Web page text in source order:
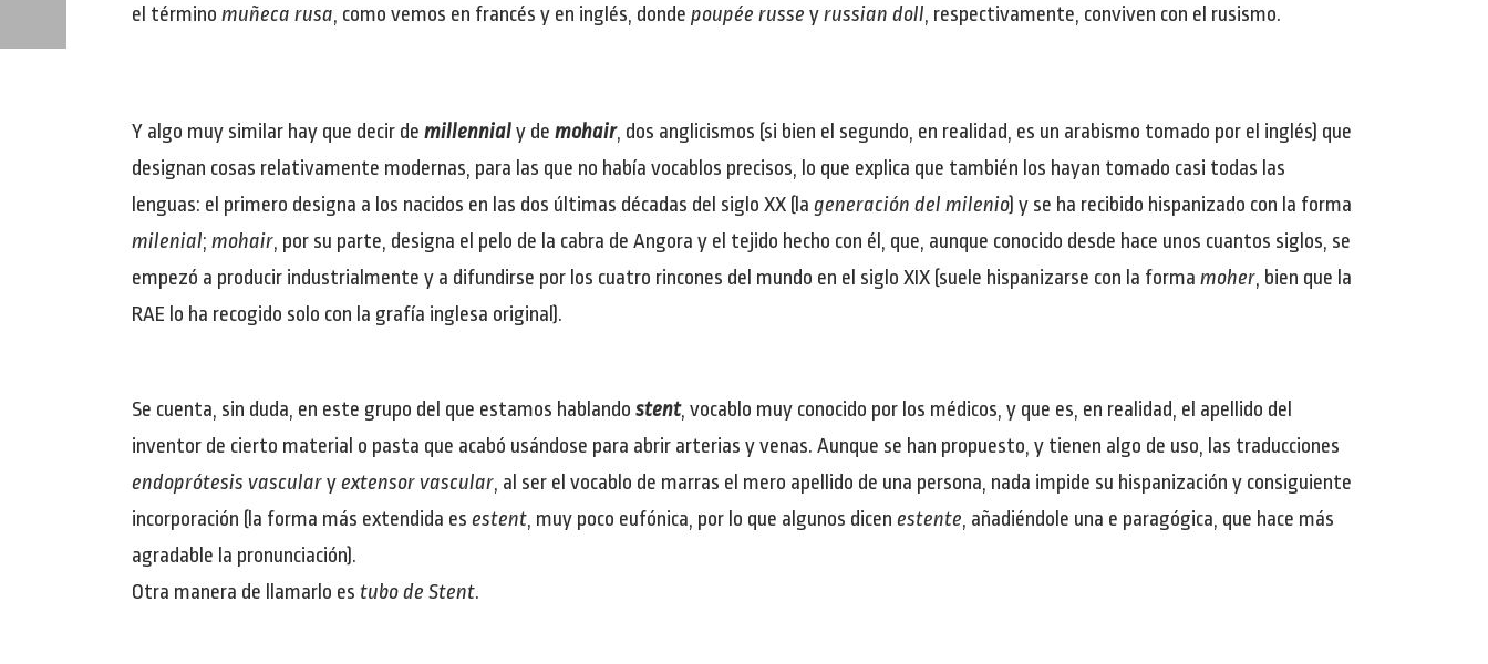
el término muñeca rusa, como vemos en francés y en inglés, donde poupée russe yrussian doll, respectivamente, conviven con el rusismo.
Y algo muy similar hay que decir de millennialy de mohair, dos anglicismos (si bien el segundo, en realidad, es un arabismo tomado por el inglés) que
designan cosas relativamente modernas, para las que no había vocablos precisos, lo que explica que también los hayan tomado casi todas las
lenguas: el primero designa a los nacidos en las dos últimas décadas del siglo XX (la generación del milenio) y se ha recibido hispanizado con la forma
milenial;​ mohair, por su parte, designa el pelo de la cabra de Angora y el tejido hecho con él, que, aunque conocido desde hace unos cuantos siglos, se
empezó a producir industrialmente y a difundirse por los cuatro rincones del mundo en el siglo XIX (suele hispanizarse con la forma moher, bien que la
RAE lo ha recogido solo con la grafía inglesa original).
Se cuenta, sin duda, en este grupo del que estamos hablando stent, vocablo muy conocido por los médicos, y que es, en realidad, el apellido del
inventor de cierto material o pasta que acabó usándose para abrir arterias y venas. Aunque se han propuesto, y tienen algo de uso, las traducciones
endoprótesis vascularyextensor vascular, al ser el vocablo de marras el mero apellido de una persona, nada impide su hispanización y consiguiente
incorporación (la forma más extendida es estent, muy poco eufónica, por lo que algunos dicen estente, añadiéndole una e paragógica, que hace más
agradable la pronunciación).
Otra manera de llamarlo es tubo de Stent.